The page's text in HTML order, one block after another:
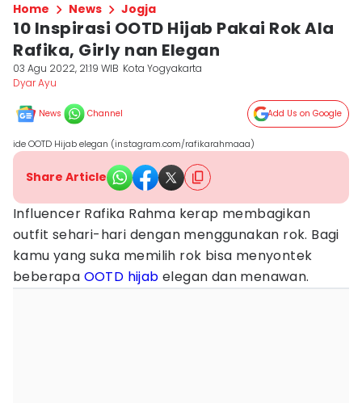
Home News Jogja
10 Inspirasi OOTD Hijab Pakai Rok Ala
Rafika, Girly nan Elegan
03 Agu 2022, 21:19 WIB Kota Yogyakarta
Dyar Ayu
News Channel Add Us on Google
ide OOTD Hijab elegan (instagram.com/rafikarahmaaa)
Share Article
Influencer Rafika Rahma kerap membagikan
outfit sehari-hari dengan menggunakan rok. Bagi
kamu yang suka memilih rok bisa menyontek
beberapa OOTD hijab elegan dan menawan.